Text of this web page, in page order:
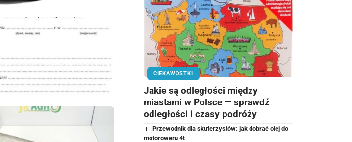
CIEKAWOSTKI
Jakie są odległości między
miastami w Polsce — sprawdź
odległości i czasy podróży
Przewodnik dla skuterzystów: jak dobrać olej do
motoroweru 4t